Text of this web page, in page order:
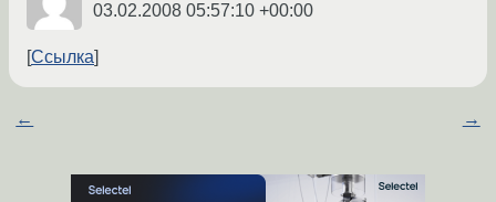
03.02.2008 05:57:10 +00:00
Ссылка
← →